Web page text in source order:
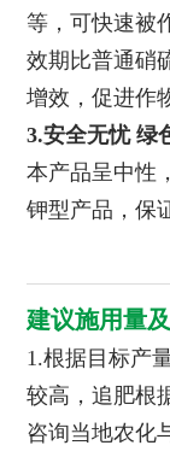
等，可快速被
效期比普通硝
增效，促进作
3.安全无忧 绿
本产品呈中性
钾型产品，保
建议施用量
1.根据目标产
较高，追肥根
咨询当地农化